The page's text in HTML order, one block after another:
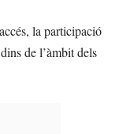
la participació
de l’àmbit dels